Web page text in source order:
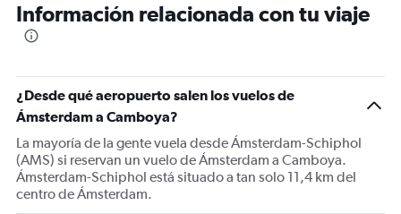
categories.
The
Y
axis
displaying
values.
Range:
0
to
Información relacionada con tu viaje
¿Desde qué aeropuerto salen los vuelos de
Ámsterdam a Camboya?
La mayoría de la gente vuela desde Ámsterdam-Schiphol
(AMS) si reservan un vuelo de Ámsterdam a Camboya.
Ámsterdam-Schiphol está situado a tan solo 11,4 km del
centro de Ámsterdam.